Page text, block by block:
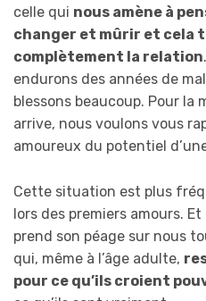
celle qui nous amène à
changer et mûrir et cela
complètement la relation
endurons des années de
blessons beaucoup. Pour la
arrive, nous voulons vous
amoureux du potentiel
Cette situation est plus
lors des premiers amours.
prend son péage sur nous
qui, même à l’âge adulte,
pour ce qu’ils croient